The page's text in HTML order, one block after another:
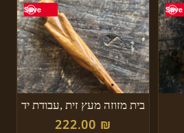
Save
Save
בית מזוזה מעץ זית ,עבודת יד
222.00 ₪